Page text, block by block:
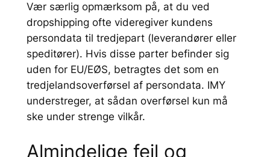
Vær særlig opmærksom på, at du ved
dropshipping ofte videregiver kundens
persondata til tredjepart (leverandører eller
speditører). Hvis disse parter befinder sig
uden for EU/EØS, betragtes det som en
tredjelandsoverførsel af persondata. IMY
understreger, at sådan overførsel kun må
ske under strenge vilkår.
Almindelige fejl og